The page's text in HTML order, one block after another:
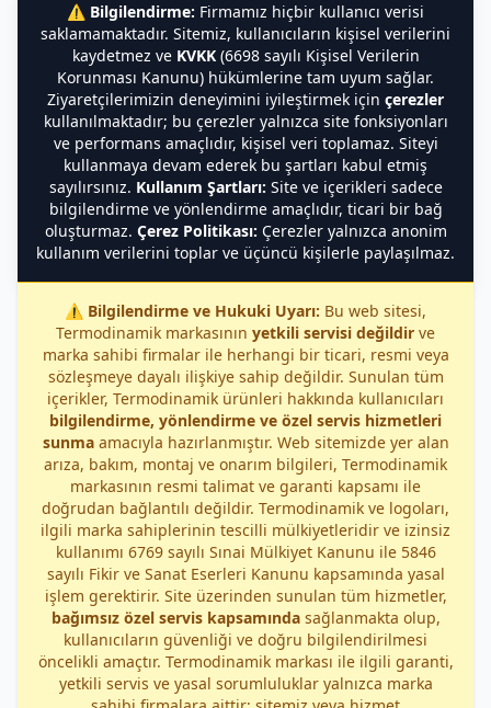
⚠️ Bilgilendirme: Firmamız hiçbir kullanıcı verisi
saklamamaktadır. Sitemiz, kullanıcıların kişisel verilerini
kaydetmez ve KVKK(6698 sayılı Kişisel Verilerin
Korunması Kanunu) hükümlerine tam uyum sağlar.
Ziyaretçilerimizin deneyimini iyileştirmek için çerezler
kullanılmaktadır; bu çerezler yalnızca site fonksiyonları
ve performans amaçlıdır, kişisel veri toplamaz. Siteyi
kullanmaya devam ederek bu şartları kabul etmiş
sayılırsınız. Kullanım Şartları: Site ve içerikleri sadece
bilgilendirme ve yönlendirme amaçlıdır, ticari bir bağ
oluşturmaz. Çerez Politikası: Çerezler yalnızca anonim
kullanım verilerini toplar ve üçüncü kişilerle paylaşılmaz.
⚠️ Bilgilendirme ve Hukuki Uyarı: Bu web sitesi,
Termodinamik markasının yetkili servisi değildir ve
marka sahibi firmalar ile herhangi bir ticari, resmi veya
sözleşmeye dayalı ilişkiye sahip değildir. Sunulan tüm
içerikler, Termodinamik ürünleri hakkında kullanıcıları
bilgilendirme, yönlendirme ve özel servis hizmetleri
sunmaamacıyla hazırlanmıştır. Web sitemizde yer alan
arıza, bakım, montaj ve onarım bilgileri, Termodinamik
markasının resmi talimat ve garanti kapsamı ile
doğrudan bağlantılı değildir. Termodinamik ve logoları,
ilgili marka sahiplerinin tescilli mülkiyetleridir ve izinsiz
kullanımı 6769 sayılı Sınai Mülkiyet Kanunu ile 5846
sayılı Fikir ve Sanat Eserleri Kanunu kapsamında yasal
işlem gerektirir. Site üzerinden sunulan tüm hizmetler,
bağımsız özel servis kapsamındasağlanmakta olup,
kullanıcıların güvenliği ve doğru bilgilendirilmesi
öncelikli amaçtır. Termodinamik markası ile ilgili garanti,
yetkili servis ve yasal sorumluluklar yalnızca marka